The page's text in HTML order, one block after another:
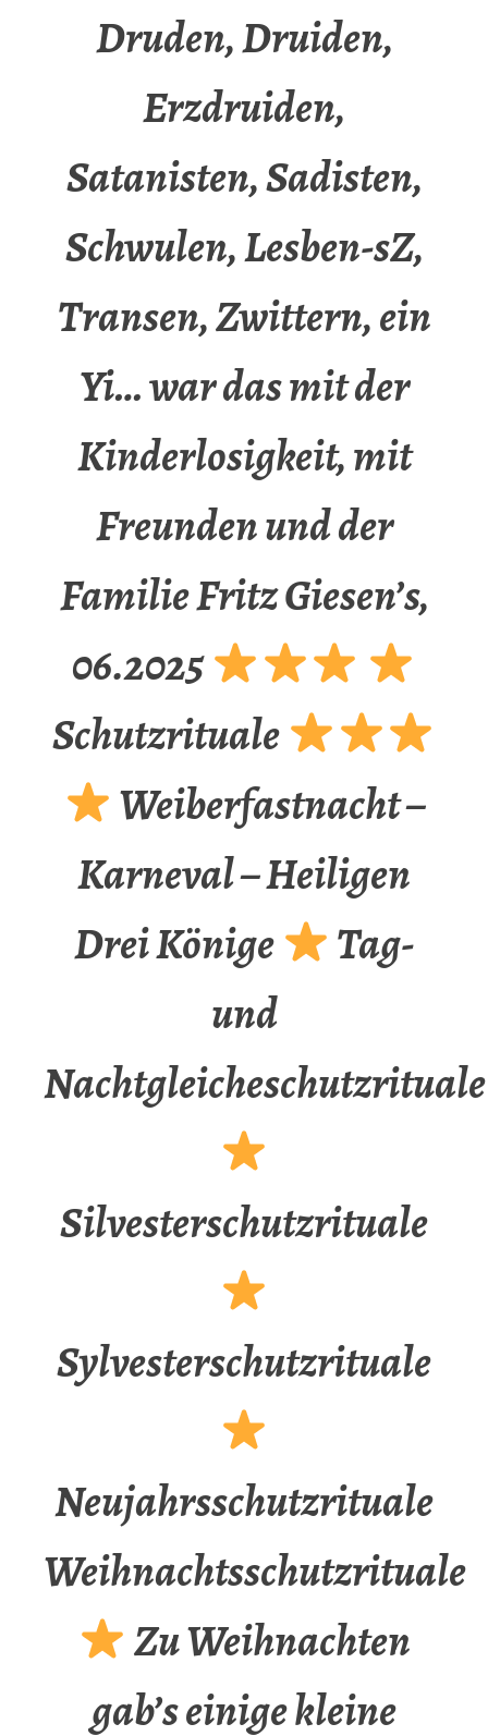
Druden, Druiden,
Erzdruiden,
Satanisten, Sadisten,
Schwulen, Lesben-sZ,
Transen, Zwittern, ein
Yi… war das mit der
Kinderlosigkeit, mit
Freunden und der
Familie Fritz Giesen’s,
06.2025
Schutzrituale
Weiberfastnacht –
Karneval – Heiligen
Drei Könige
Tag-
und
Nachtgleicheschutzrituale
Silvesterschutzrituale
Sylvesterschutzrituale
Neujahrsschutzrituale
Weihnachtsschutzrituale
Zu Weihnachten
gab’s einige kleine